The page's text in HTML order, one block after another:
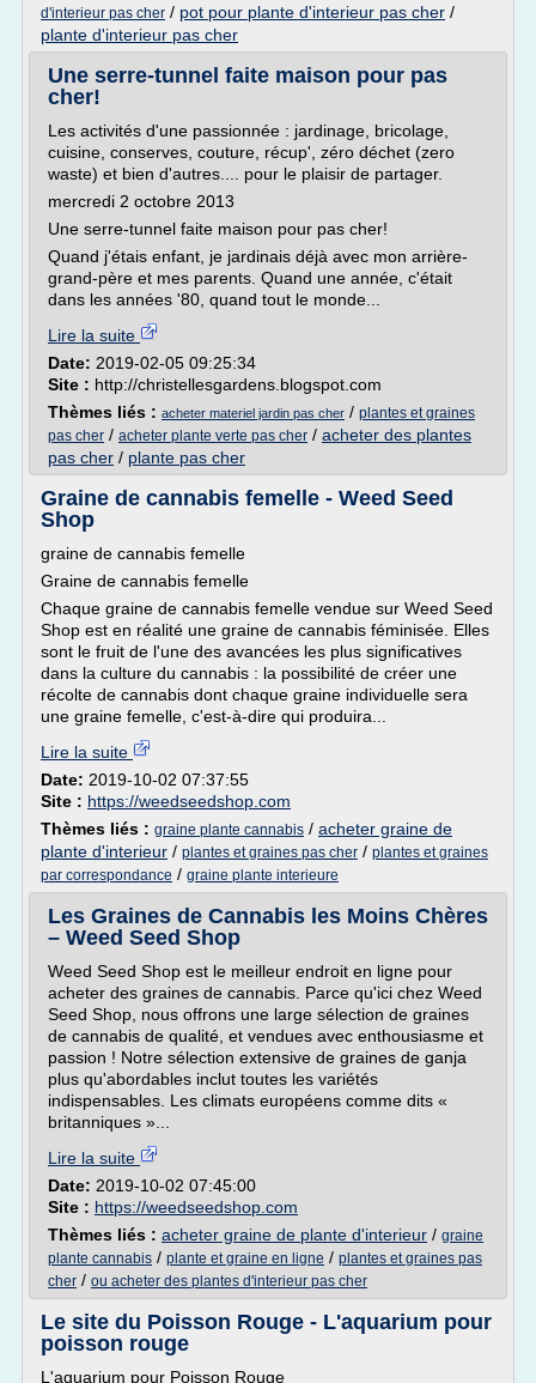
d'interieur pas cher / pot pour plante d'interieur pas cher /
plante d'interieur pas cher
Une serre-tunnel faite maison pour pas
cher!
Les activités d'une passionnée : jardinage, bricolage,
cuisine, conserves, couture, récup', zéro déchet (zero
waste) et bien d'autres.... pour le plaisir de partager.
mercredi 2 octobre 2013
Une serre-tunnel faite maison pour pas cher!
Quand j'étais enfant, je jardinais déjà avec mon arrière-
grand-père et mes parents. Quand une année, c'était
dans les années '80, quand tout le monde...
Lire la suite
Date: 2019-02-05 09:25:34
Site : http://christellesgardens.blogspot.com
Thèmes liés : acheter materiel jardin pas cher / plantes et graines
pas cher / acheter plante verte pas cher / acheter des plantes
pas cher / plante pas cher
Graine de cannabis femelle - Weed Seed
Shop
graine de cannabis femelle
Graine de cannabis femelle
Chaque graine de cannabis femelle vendue sur Weed Seed
Shop est en réalité une graine de cannabis féminisée. Elles
sont le fruit de l'une des avancées les plus significatives
dans la culture du cannabis : la possibilité de créer une
récolte de cannabis dont chaque graine individuelle sera
une graine femelle, c'est-à-dire qui produira...
Lire la suite
Date: 2019-10-02 07:37:55
Site : https://weedseedshop.com
Thèmes liés : graine plante cannabis / acheter graine de
plante d'interieur / plantes et graines pas cher / plantes et graines
par correspondance / graine plante interieure
Les Graines de Cannabis les Moins Chères
– Weed Seed Shop
Weed Seed Shop est le meilleur endroit en ligne pour
acheter des graines de cannabis. Parce qu'ici chez Weed
Seed Shop, nous offrons une large sélection de graines
de cannabis de qualité, et vendues avec enthousiasme et
passion ! Notre sélection extensive de graines de ganja
plus qu'abordables inclut toutes les variétés
indispensables. Les climats européens comme dits «
britanniques »...
Lire la suite
Date: 2019-10-02 07:45:00
Site : https://weedseedshop.com
Thèmes liés : acheter graine de plante d'interieur / graine
plante cannabis / plante et graine en ligne / plantes et graines pas
cher / ou acheter des plantes d'interieur pas cher
Le site du Poisson Rouge - L'aquarium pour
poisson rouge
L'aquarium pour Poisson Rouge